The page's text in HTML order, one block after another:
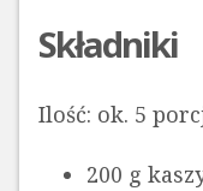
Składniki
Ilość: ok. 5
200 g